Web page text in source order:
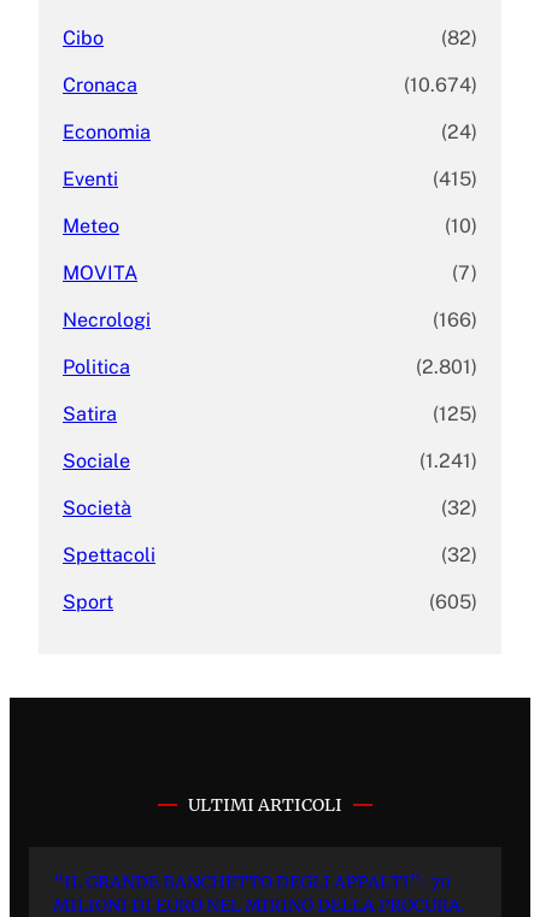
Cibo (82)
Cronaca (10.674)
Economia (24)
Eventi (415)
Meteo (10)
MOVITA (7)
Necrologi (166)
Politica (2.801)
Satira (125)
Sociale (1.241)
Società (32)
Spettacoli (32)
Sport (605)
ULTIMI ARTICOLI
“IL GRANDE BANCHETTO DEGLI APPALTI”: 70
MILIONI DI EURO NEL MIRINO DELLA PROCURA.